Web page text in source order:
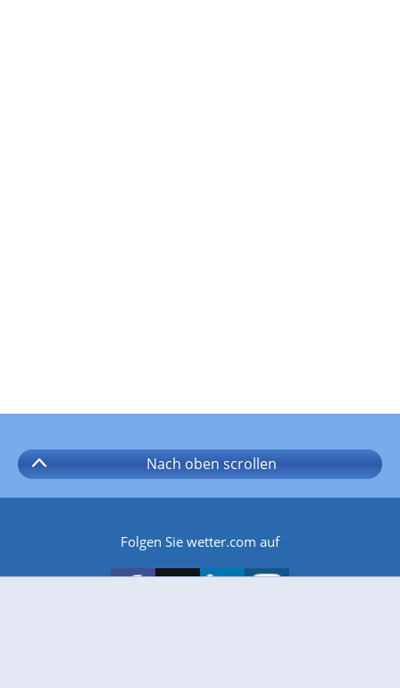
Nach oben scrollen
Folgen Sie wetter.com auf